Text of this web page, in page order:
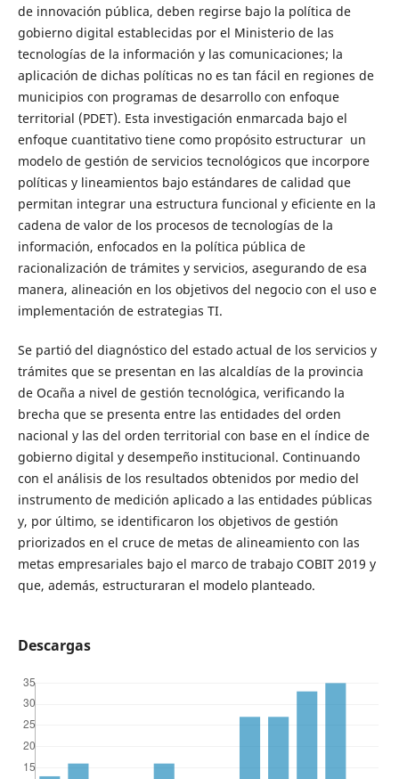
de innovación pública, deben regirse bajo la política de
gobierno digital establecidas por el Ministerio de las
tecnologías de la información y las comunicaciones; la
aplicación de dichas políticas no es tan fácil en regiones de
municipios con programas de desarrollo con enfoque
territorial (PDET). Esta investigación enmarcada bajo el
enfoque cuantitativo tiene como propósito estructurar un
modelo de gestión de servicios tecnológicos que incorpore
políticas y lineamientos bajo estándares de calidad que
permitan integrar una estructura funcional y eficiente en la
cadena de valor de los procesos de tecnologías de la
información, enfocados en la política pública de
racionalización de trámites y servicios, asegurando de esa
manera, alineación en los objetivos del negocio con el uso e
implementación de estrategias TI.
Se partió del diagnóstico del estado actual de los servicios y
trámites que se presentan en las alcaldías de la provincia
de Ocaña a nivel de gestión tecnológica, verificando la
brecha que se presenta entre las entidades del orden
nacional y las del orden territorial con base en el índice de
gobierno digital y desempeño institucional. Continuando
con el análisis de los resultados obtenidos por medio del
instrumento de medición aplicado a las entidades públicas
y, por último, se identificaron los objetivos de gestión
priorizados en el cruce de metas de alineamiento con las
metas empresariales bajo el marco de trabajo COBIT 2019 y
que, además, estructuraran el modelo planteado.
Descargas